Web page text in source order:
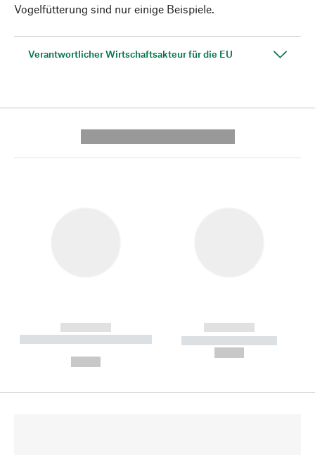
Vogelfütterung sind nur einige Beispiele.
Verantwortlicher Wirtschaftsakteur für die EU
------------
----------- ----------- --------
------------
----------- -----------